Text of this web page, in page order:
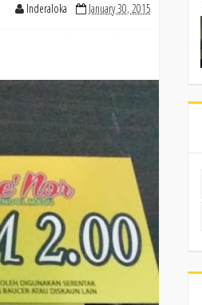
Inderaloka January 30, 2015